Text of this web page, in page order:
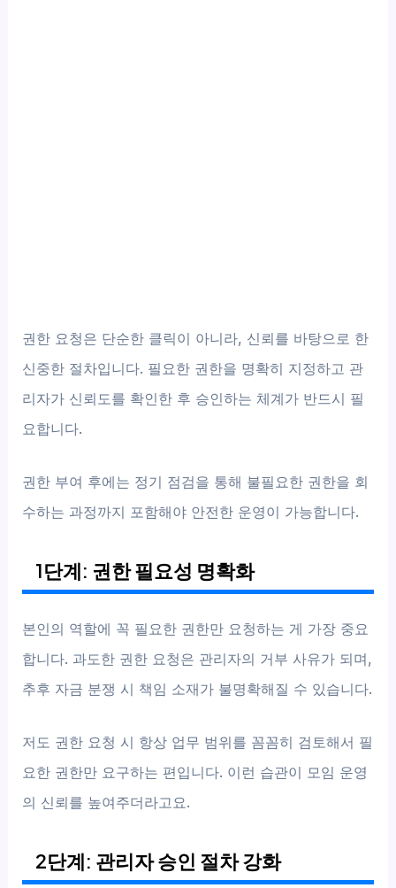
권한 요청은 단순한 클릭이 아니라, 신뢰를 바탕으로 한
신중한 절차입니다. 필요한 권한을 명확히 지정하고 관
리자가 신뢰도를 확인한 후 승인하는 체계가 반드시 필
요합니다.
권한 부여 후에는 정기 점검을 통해 불필요한 권한을 회
수하는 과정까지 포함해야 안전한 운영이 가능합니다.
1단계: 권한 필요성 명확화
본인의 역할에 꼭 필요한 권한만 요청하는 게 가장 중요
합니다. 과도한 권한 요청은 관리자의 거부 사유가 되며,
추후 자금 분쟁 시 책임 소재가 불명확해질 수 있습니다.
저도 권한 요청 시 항상 업무 범위를 꼼꼼히 검토해서 필
요한 권한만 요구하는 편입니다. 이런 습관이 모임 운영
의 신뢰를 높여주더라고요.
2단계: 관리자 승인 절차 강화